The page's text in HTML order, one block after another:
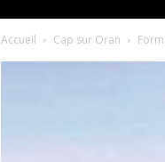
Accueil Cap sur Oran